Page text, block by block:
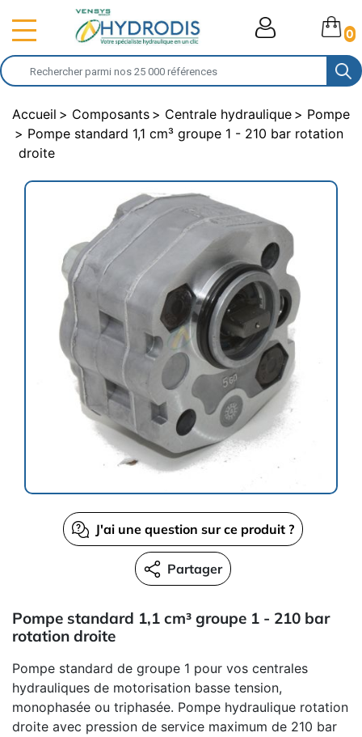
0
Accueil Composants Centrale hydraulique
Pompe
Pompe standard 1,1 cm³ groupe 1 - 210 bar rotation
droite
J'ai une question sur ce produit ?
Partager
Pompe standard 1,1 cm³ groupe 1 - 210 bar
rotation droite
Pompe standard de groupe 1 pour vos centrales
hydrauliques de motorisation basse tension,
monophasée ou triphasée. Pompe hydraulique rotation
droite avec pression de service maximum de 210 bar